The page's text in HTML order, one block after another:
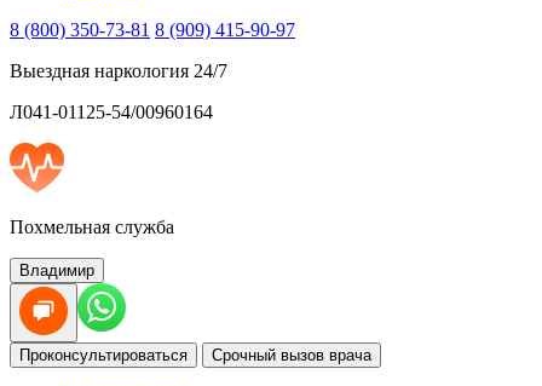
8 (800) 350-73-81 8 (909) 415-90-97
Выездная наркология 24/7
Л041-01125-54/00960164
Похмельная служба
Владимир
Проконсультироваться Срочный вызов врача